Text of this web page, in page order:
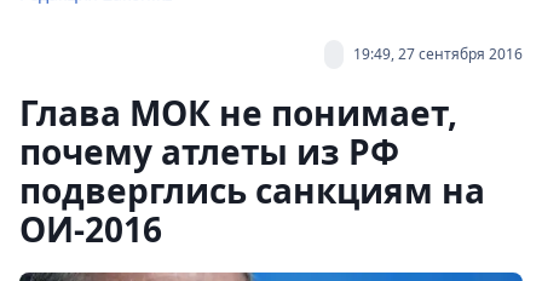
19:49, 27 сентября 2016
Глава МОК не понимает,
почему атлеты из РФ
подверглись санкциям на
ОИ-2016